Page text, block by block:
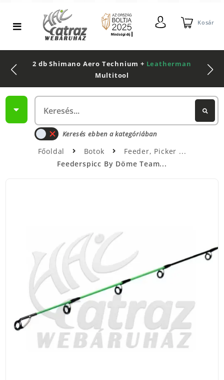
Kosár
2 db Shimano Aero Technium + Leatherman
Multitool
Keresés ebben a kategóriában
Főoldal Botok
Feeder, Picker
Feederspicc By Döme Team...